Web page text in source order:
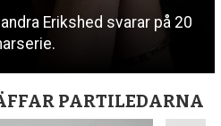
Erikshed svarar på 20
PARTILEDARNA